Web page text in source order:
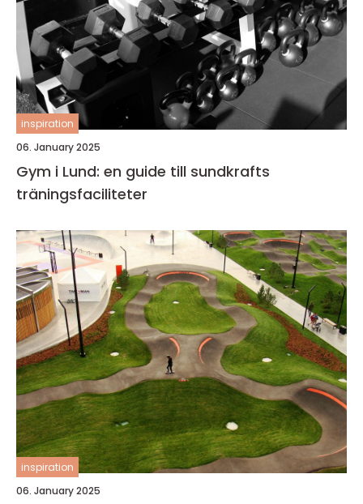
inspiration
06. January 2025
Gym i Lund: en guide till sundkrafts
träningsfaciliteter
inspiration
06. January 2025